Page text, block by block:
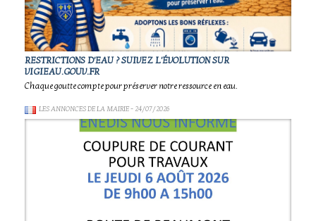
RESTRICTIONS D'EAU ? SUIVEZ L'ÉVOLUTION SUR
VIGIEAU.GOUV.FR
Chaque goutte compte pour préserver notre ressource en eau.
LES ANNONCES DE LA MAIRIE- 24/07/2026